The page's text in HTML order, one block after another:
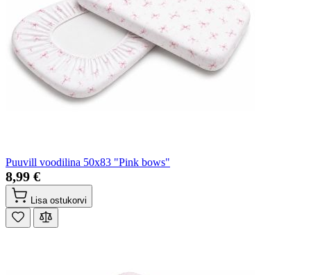
Puuvill voodilina 50x83 "Pink bows"
8,99 €
Lisa ostukorvi